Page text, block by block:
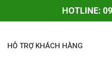
HOTLINE:
HỖ TRỢ KHÁCH HÀNG